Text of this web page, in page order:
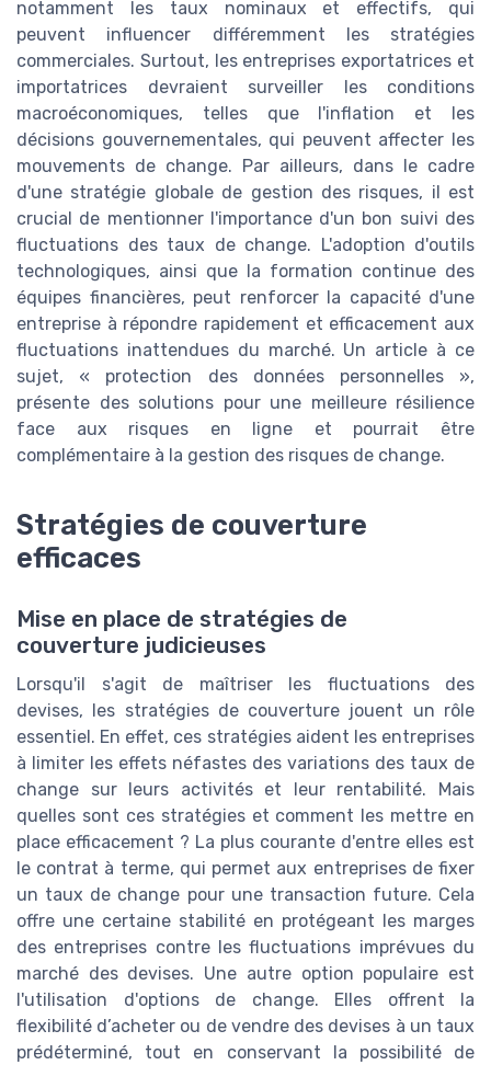
notamment les taux nominaux et effectifs, qui
peuvent influencer différemment les stratégies
commerciales. Surtout, les entreprises exportatrices et
importatrices devraient surveiller les conditions
macroéconomiques, telles que l'inflation et les
décisions gouvernementales, qui peuvent affecter les
mouvements de change. Par ailleurs, dans le cadre
d'une stratégie globale de gestion des risques, il est
crucial de mentionner l'importance d'un bon suivi des
fluctuations des taux de change. L'adoption d'outils
technologiques, ainsi que la formation continue des
équipes financières, peut renforcer la capacité d'une
entreprise à répondre rapidement et efficacement aux
fluctuations inattendues du marché. Un article à ce
sujet, « protection des données personnelles »,
présente des solutions pour une meilleure résilience
face aux risques en ligne et pourrait être
complémentaire à la gestion des risques de change.
Stratégies de couverture
efficaces
Mise en place de stratégies de
couverture judicieuses
Lorsqu'il s'agit de maîtriser les fluctuations des
devises, les stratégies de couverture jouent un rôle
essentiel. En effet, ces stratégies aident les entreprises
à limiter les effets néfastes des variations des taux de
change sur leurs activités et leur rentabilité. Mais
quelles sont ces stratégies et comment les mettre en
place efficacement ? La plus courante d'entre elles est
le contrat à terme, qui permet aux entreprises de fixer
un taux de change pour une transaction future. Cela
offre une certaine stabilité en protégeant les marges
des entreprises contre les fluctuations imprévues du
marché des devises. Une autre option populaire est
l'utilisation d'options de change. Elles offrent la
flexibilité d’acheter ou de vendre des devises à un taux
prédéterminé, tout en conservant la possibilité de